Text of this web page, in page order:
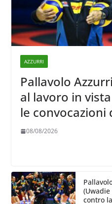
AZZURRI
Pallavolo
al lavoro in
le convocazioni
De Giorgi
08/08/2026
contro